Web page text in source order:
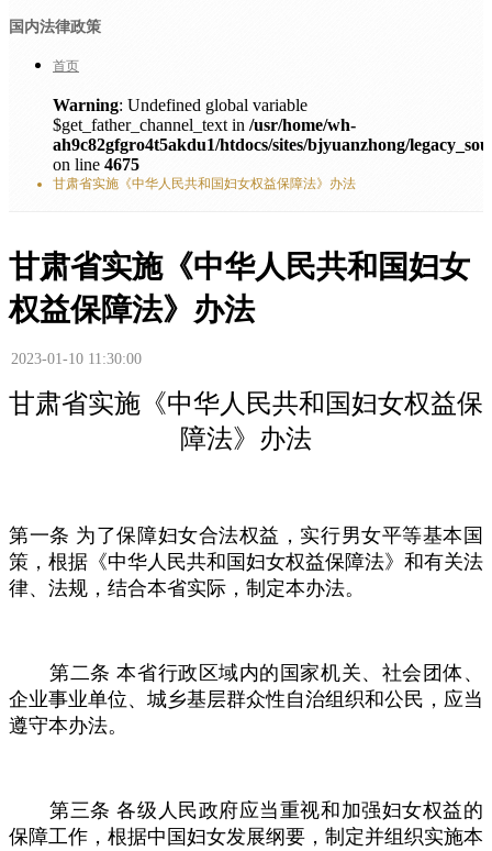
国内法律政策
首页
Warning: Undefined global variable
$get_father_channel_text in /usr/home/wh-
ah9c82gfgro4t5akdu1/htdocs/sites/bjyuanzhong/
on line 4675
甘肃省实施《中华人民共和国妇女权益保障法》办法
甘肃省实施《中华人民共和国妇女
权益保障法》办法
2023-01-10 11:30:00
甘肃省实施《中华人民共和国妇女权益保
障法》办法
第一条 为了保障妇女合法权益，实行男女平等基本国
策，根据《中华人民共和国妇女权益保障法》和有关法
律、法规，结合本省实际，制定本办法。
第二条 本省行政区域内的国家机关、社会团体、
企业事业单位、城乡基层群众性自治组织和公民，应当
遵守本办法。
第三条 各级人民政府应当重视和加强妇女权益的
保障工作，根据中国妇女发展纲要，制定并组织实施本